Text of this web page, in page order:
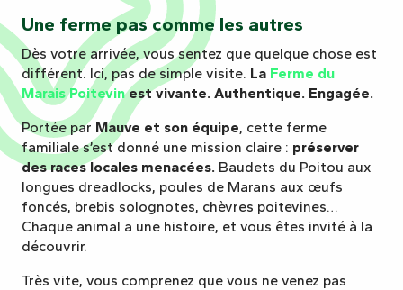
Une ferme pas comme les autres
Dès votre arrivée, vous sentez que quelque chose est
différent. Ici, pas de simple visite. La Ferme du
Marais Poitevinest vivante. Authentique. Engagée.
Portée par Mauve et son équipe, cette ferme
familiale s’est donné une mission claire : préserver
des races locales menacées. Baudets du Poitou aux
longues dreadlocks, poules de Marans aux œufs
foncés, brebis solognotes, chèvres poitevines…
Chaque animal a une histoire, et vous êtes invité à la
découvrir.
Très vite, vous comprenez que vous ne venez pas